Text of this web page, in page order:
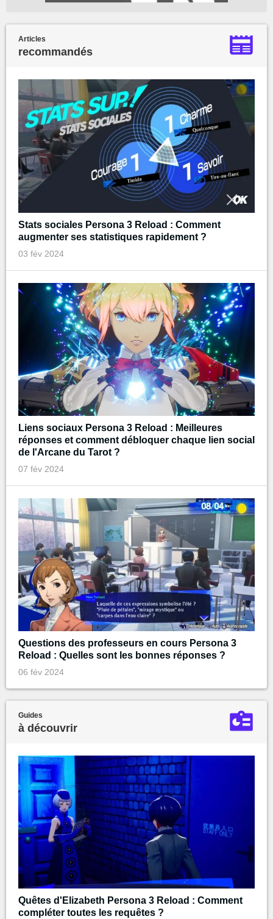
Articles
recommandés
Stats sociales Persona 3 Reload : Comment
augmenter ses statistiques rapidement ?
03 fév 2024
Liens sociaux Persona 3 Reload : Meilleures
réponses et comment débloquer chaque lien social
de l'Arcane du Tarot ?
07 fév 2024
Questions des professeurs en cours Persona 3
Reload : Quelles sont les bonnes réponses ?
06 fév 2024
Guides
à découvrir
Quêtes d'Elizabeth Persona 3 Reload : Comment
compléter toutes les requêtes ?